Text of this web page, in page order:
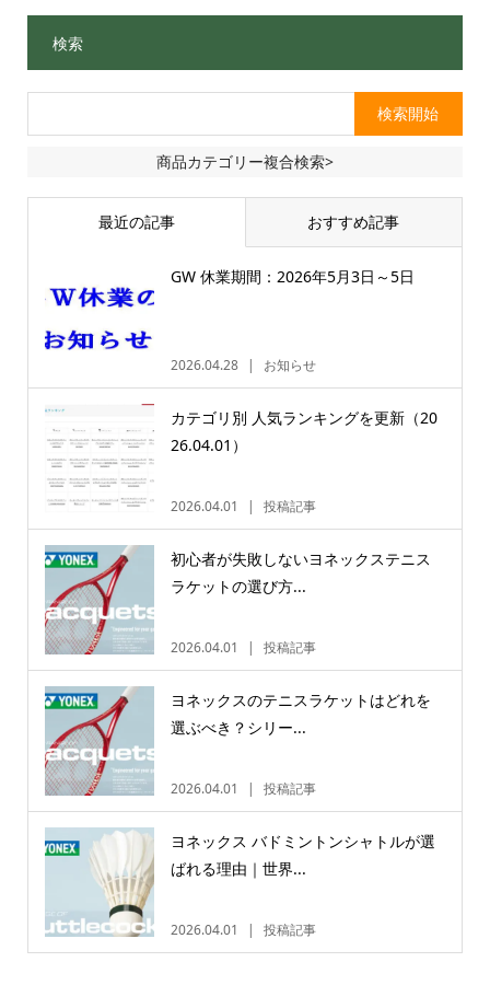
検索
商品カテゴリー複合検索>
最近の記事 おすすめ記事
GW 休業期間：2026年5月3日～5日
2026.04.28 お知らせ
カテゴリ別 人気ランキングを更新（20
26.04.01）
2026.04.01 投稿記事
初心者が失敗しないヨネックステニス
ラケットの選び方...
2026.04.01 投稿記事
ヨネックスのテニスラケットはどれを
選ぶべき？シリー...
2026.04.01 投稿記事
ヨネックス バドミントンシャトルが選
ばれる理由｜世界...
2026.04.01 投稿記事